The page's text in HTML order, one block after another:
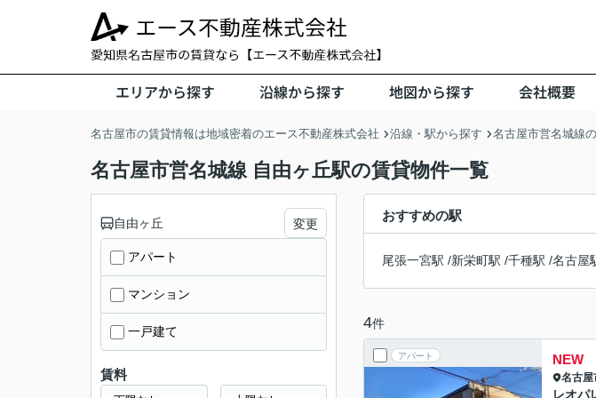
エリアから探す 沿線から探す 地図から探す 会社概要
名古屋市の賃貸情報は地域密着のエース不動産株式会社 沿線・駅から探す 名古屋市営名城線
名古屋市営名城線 自由ヶ丘駅の賃貸物件一覧
おすすめの駅
尾張一宮駅 /新栄町駅 /千種駅 /名古屋
4件
アパート NEW
名古屋
レオパ
自由ヶ丘 変更
アパート
マンション
一戸建て
賃料